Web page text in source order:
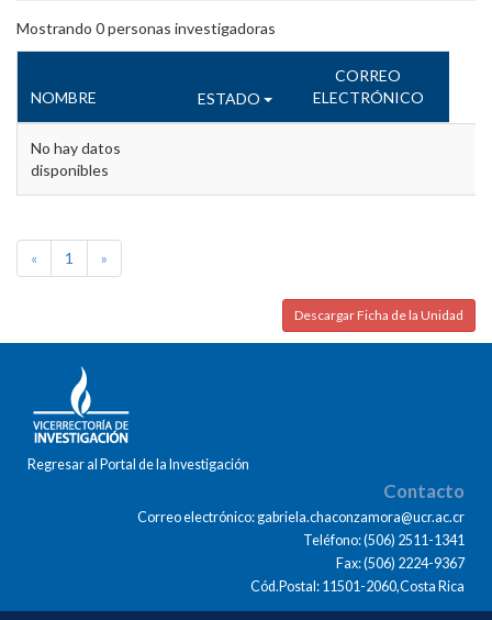
Mostrando 0personas investigadoras
NOMBRE ESTADO
CORREO
ELECTRÓNICO
No hay datos
disponibles
« 1 »
Descargar Ficha de la Unidad
Regresar al Portal de la Investigación
Contacto
Correo electrónico: gabriela.chaconzamora@ucr.ac.cr
Teléfono: (506) 2511-1341
Fax: (506) 2224-9367
Cód.Postal: 11501-2060,Costa Rica